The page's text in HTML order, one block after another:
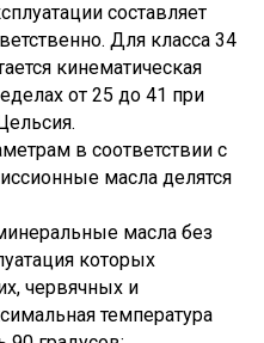
составляет
Для класса 34
кинематическая
от 25 до 41 при
в соответствии с
масла делятся
масла без
которых
червячных и
температура